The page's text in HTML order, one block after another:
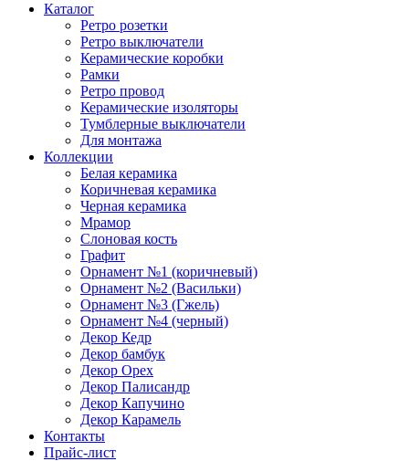
Каталог
Ретро розетки
Ретро выключатели
Керамические коробки
Рамки
Ретро провод
Керамические изоляторы
Тумблерные выключатели
Для монтажа
Коллекции
Белая керамика
Коричневая керамика
Черная керамика
Мрамор
Слоновая кость
Графит
Орнамент №1 (коричневый)
Орнамент №2 (Васильки)
Орнамент №3 (Гжель)
Орнамент №4 (черный)
Декор Кедр
Декор бамбук
Декор Орех
Декор Палисандр
Декор Капучино
Декор Карамель
Контакты
Прайс-лист